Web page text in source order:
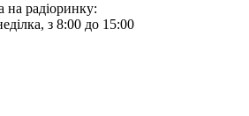
на радіоринку:
з 8:00 до 15:00